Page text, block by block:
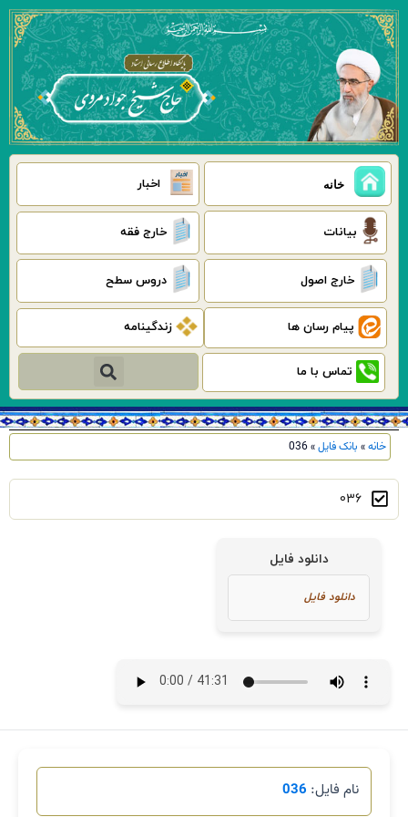
پرش
محتوا
خانه اخبار
بیانات خارج فقه
خارج اصول دروس سطح
پیام رسان ها زندگینامه
تماس با ما جستجو
خانه» بانک فایل»
036
036
دانلود فایل
نام فایل: 036